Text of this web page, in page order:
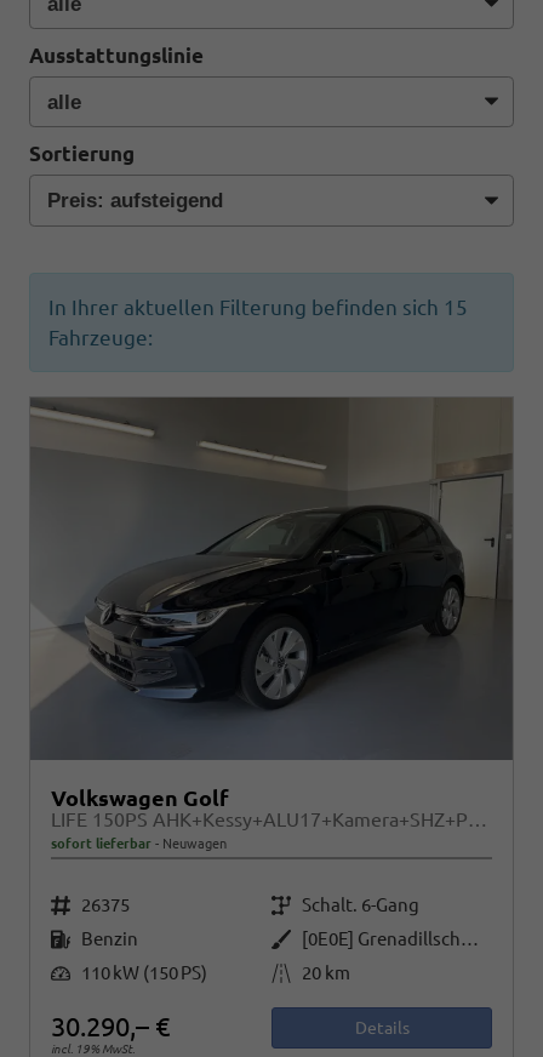
Ausstattungslinie
Sortierung
In Ihrer aktuellen Filterung befinden sich 15
Fahrzeuge:
Volkswagen Golf
LIFE 150PS AHK+Kessy+ALU17+Kamera+SHZ+Parklenk+Alarm
sofort lieferbar Neuwagen
Fahrzeugnr. 26375 Getriebe Schalt. 6-Gang
Kraftstoff Benzin Außenfarbe
[0E0E] Grenadillschwarz Metallic
Leistung 110 kW (150 PS) Kilometerstand 20 km
30.290,– €
incl. 19% MwSt.
Details